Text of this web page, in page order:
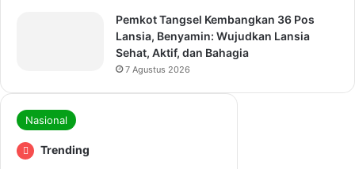
Pemkot Tangsel Kembangkan 36 Pos
Lansia, Benyamin: Wujudkan Lansia
Sehat, Aktif, dan Bahagia
7 Agustus 2026